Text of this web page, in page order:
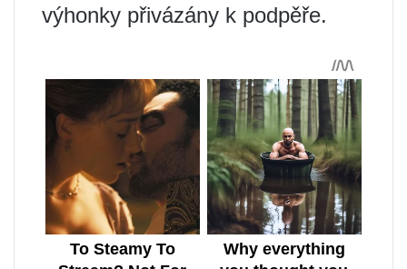
výhonky přivázány k podpěře.